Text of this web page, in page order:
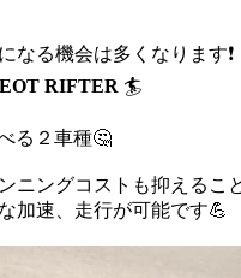
る機会は多くなります❗️
RIFTER 🏄
る２車種🤔
ニングコストも抑えるこ
加速、走行が可能です💪